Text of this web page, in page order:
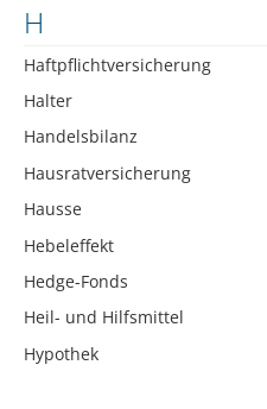
H
Haftpflichtversicherung
Halter
Handelsbilanz
Hausratversicherung
Hausse
Hebeleffekt
Hedge-Fonds
Heil- und Hilfsmittel
Hypothek